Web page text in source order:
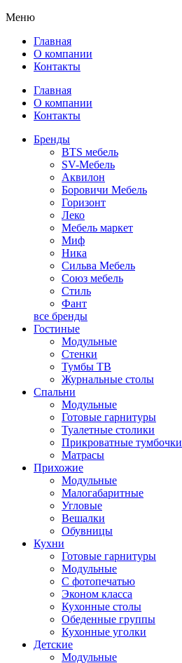
Меню
Главная
О компании
Контакты
Главная
О компании
Контакты
Бренды
BTS мебель
SV-Мебель
Аквилон
Боровичи Мебель
Горизонт
Леко
Мебель маркет
Миф
Ника
Сильва Мебель
Союз мебель
Стиль
Фант
все бренды
Гостиные
Модульные
Стенки
Тумбы ТВ
Журнальные столы
Спальни
Модульные
Готовые гарнитуры
Туалетные столики
Прикроватные тумбочки
Матрасы
Прихожие
Модульные
Малогабаритные
Угловые
Вешалки
Обувницы
Кухни
Готовые гарнитуры
Модульные
С фотопечатью
Эконом класса
Кухонные столы
Обеденные группы
Кухонные уголки
Детские
Модульные